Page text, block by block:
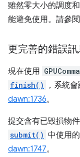
雖然零大小的調度
能避免使用。請參閱
更完善的錯誤
現在使用
finish() ，系統
dawn:1736。
提交含有已毀損物
submit() 中使用
dawn:1747。